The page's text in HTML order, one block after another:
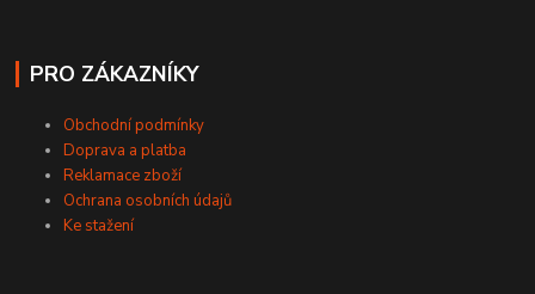
PRO ZÁKAZNÍKY
Obchodní podmínky
Doprava a platba
Reklamace zboží
Ochrana osobních údajů
Ke stažení